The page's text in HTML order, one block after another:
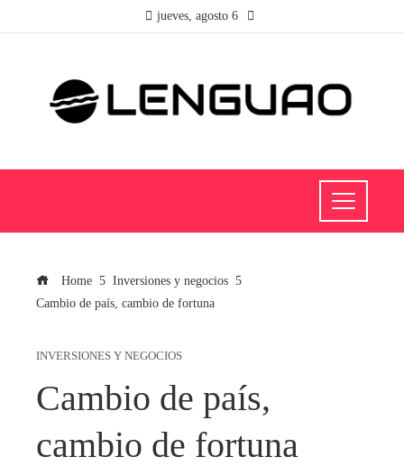
jueves, agosto 6
Home
Inversiones y negocios
Cambio de país, cambio de fortuna
INVERSIONES Y NEGOCIOS
Cambio de país,
cambio de fortuna